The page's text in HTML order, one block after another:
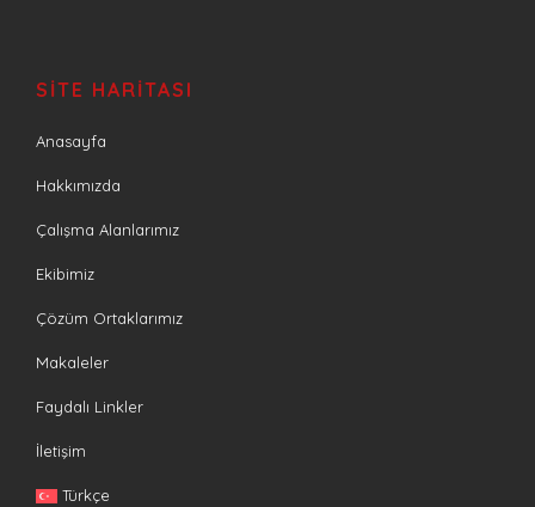
SITE HARITASI
Anasayfa
Hakkımızda
Çalışma Alanlarımız
Ekibimiz
Çözüm Ortaklarımız
Makaleler
Faydalı Linkler
İletişim
Türkçe